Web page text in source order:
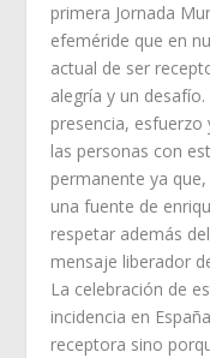
primera Jornada
efeméride que en
actual de ser
alegría y un
presencia,
las personas con
permanente ya
una fuente de
respetar además
mensaje liberador
La celebración de
incidencia en
receptora sino